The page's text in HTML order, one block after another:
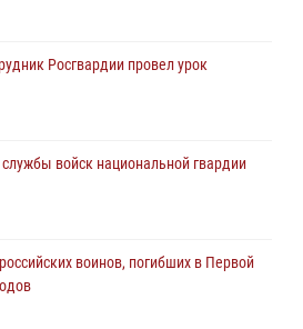
Росгвардии провел урок
войск национальной гвардии
воинов, погибших в Первой